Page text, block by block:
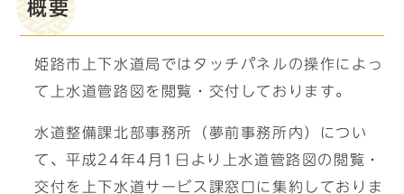
概要
姫路市上下水道局ではタッチパネルの操作によっ
て上水道管路図を閲覧・交付しております。
水道整備課北部事務所（夢前事務所内）につい
て、平成24年4月1日より上水道管路図の閲覧・
交付を上下水道サービス課窓口に集約しておりま